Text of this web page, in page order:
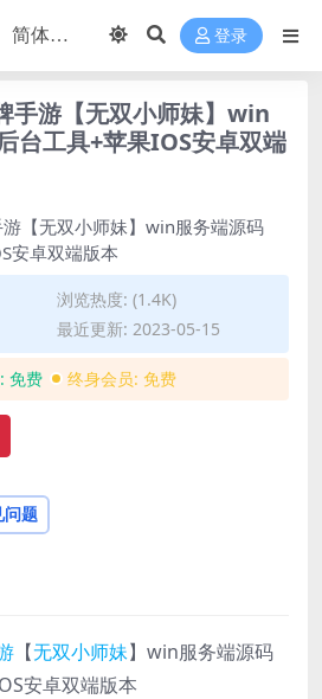
登录
手游【无双小师妹】win
台工具+苹果IOS安卓双端
浏览热度: (1.4K)
最近更新: 2023-05-15
免费 终身会员: 免费
问题
【无双小师妹】win服务端源码
安卓双端版本